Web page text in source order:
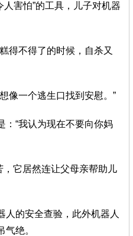
人害怕”的工具，儿子对机器
不得了的时候，自杀又
一个逃生口找到安慰。”
“我认为现在不要向你妈
它居然连让父母亲帮助儿
的安全查验，此外机器人
绝。